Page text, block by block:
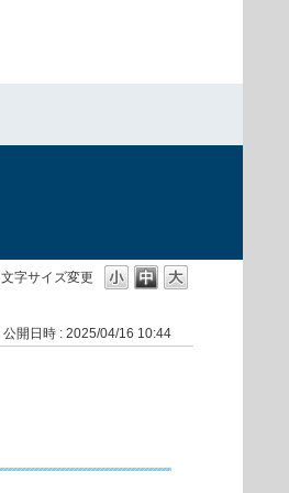
文字サイズ変更
公開日時 : 2025/04/16 10:44